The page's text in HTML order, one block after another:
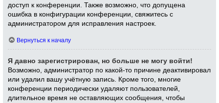
доступ к конференции. Также возможно, что допущена
ошибка в конфигурации конференции, свяжитесь с
администратором для исправления настроек.
Вернуться к началу
Я давно зарегистрирован, но больше не могу войти!
Возможно, администратор по какой-то причине деактивировал
или удалил вашу учётную запись. Кроме того, многие
конференции периодически удаляют пользователей,
длительное время не оставляющих сообщения, чтобы